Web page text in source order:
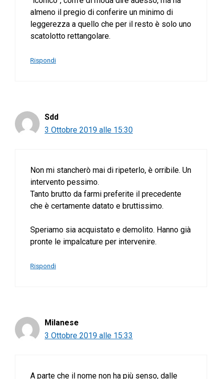
almeno il pregio di conferire un minimo di
leggerezza a quello che per il resto è solo uno
scatolotto rettangolare.
Rispondi
Sdd
3 Ottobre 2019 alle 15:30
Non mi stancherò mai di ripeterlo, è orribile. Un
intervento pessimo.
Tanto brutto da farmi preferite il precedente
che è certamente datato e bruttissimo.
Speriamo sia acquistato e demolito. Hanno già
pronte le impalcature per intervenire.
Rispondi
Milanese
3 Ottobre 2019 alle 15:33
A parte che il nome non ha più senso, dalle